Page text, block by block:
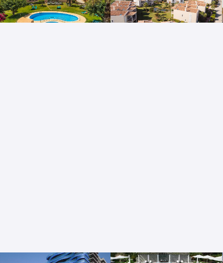
Clube Maria Luisa
Albufeira
Agua Hotels Vale Da Lapa
Carvoeiro